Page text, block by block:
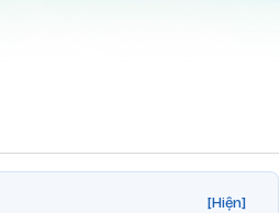
[Hiện]